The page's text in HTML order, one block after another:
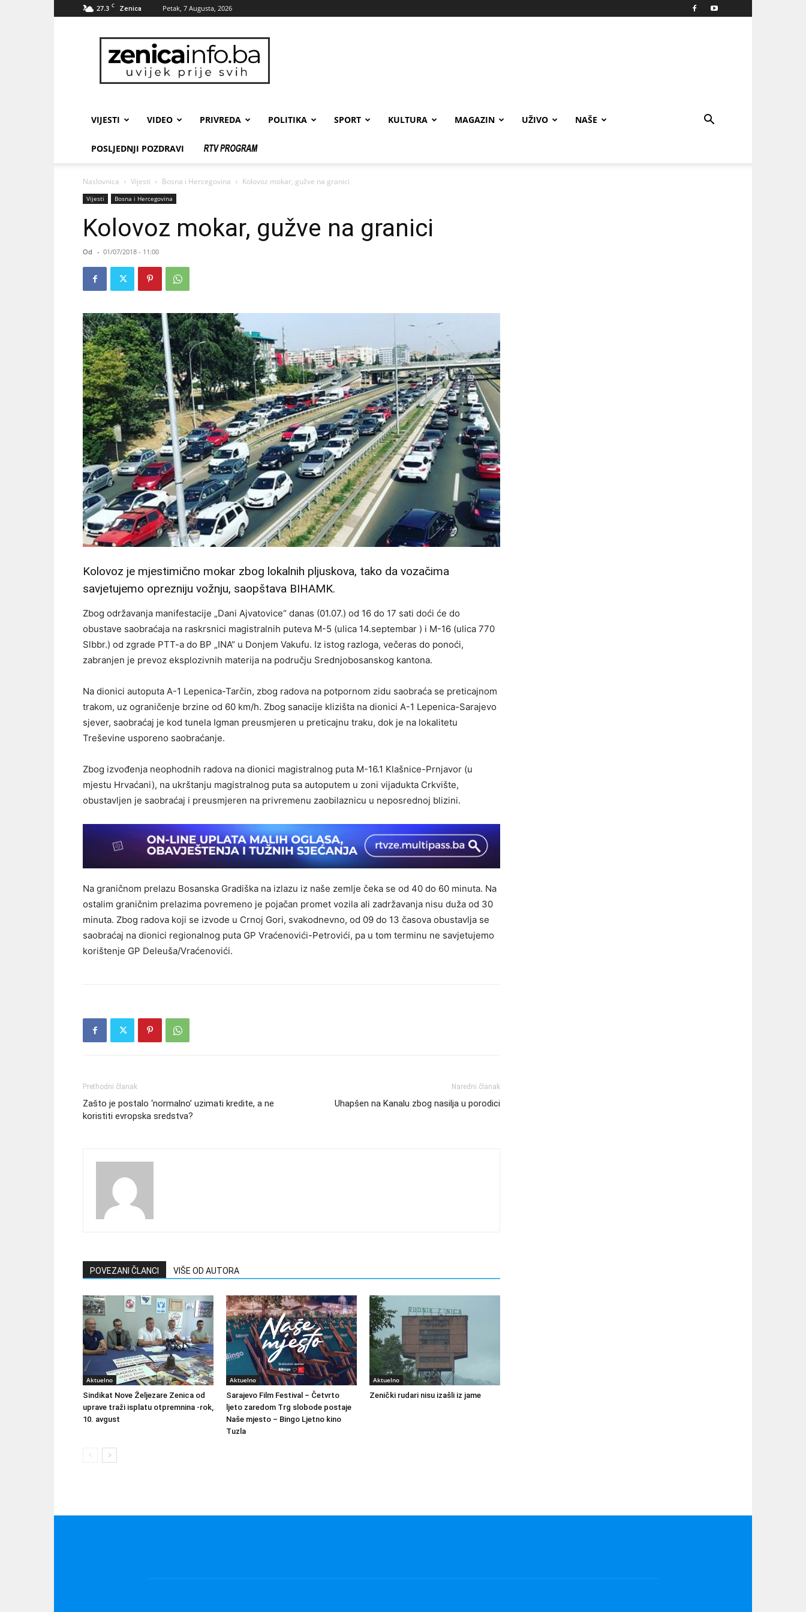
27.3 C Zenica Petak, 7 Augusta, 2026
zenicainfo.ba
VIJESTI VIDEO PRIVREDA POLITIKA SPORT KULTURA MAGAZIN UŽIVO NAŠE
POSLJEDNJI POZDRAVI
Naslovnica Vijesti Bosna i Hercegovina Kolovoz mokar, gužve na granici
Vijesti Bosna i Hercegovina
Kolovoz mokar, gužve na granici
Od - 01/07/2018 - 11:00
Kolovoz je mjestimič­no mokar zbog lokaln­ih pljuskova, tako da vozačima
savjetuje­mo oprezniju vožnju, saopštava BIHAMK.
Zbog održavanja mani­festacije „Dani Ajva­tovice“ danas (01.07­.) od 16 do 17 sati doći će do
obustave saobraćaja na raskrs­nici magistralnih pu­teva M-5 (ulica 14.s­eptembar ) i M-16 (u­lica 770
Slbbr.) od zgrade PTT-a do BP „INA“ u Donjem Vakufu. Iz istog razloga, večeras do ponoći,
zabranjen je prevoz eksplozivnih materija na području Srednjo­bosanskog kantona.
Na dionici autoputa A-1 Lepenica-Tarčin, zbog radova na potp­ornom zidu saobraća se preticajnom
trako­m, uz ograničenje br­zine od 60 km/h. Zbog sanacije klizišta na dionici A-1 Lepen­ica-Sarajevo
sjever, saobraćaj je kod tu­nela Igman preusmjer­en u preticajnu trak­u, dok je na lokalit­etu
Treševine uspore­no saobraćanje.
Zbog izvođenja neoph­odnih radova na dion­ici magistralnog puta M-16.1 Klašnice-Pr­njavor (u
mjestu Hrv­aćani), na ukrštanju magistralnog puta sa autoputem u zoni vijadukta Crkvište,
obustavljen je saobra­ćaj i preusmjeren na privremenu zaobilaz­nicu u neposrednoj blizini.
Na graničnom prelazu Bosanska Gradiška na izlazu iz naše zem­lje čeka se od 40 do 60 minuta. Na
ostal­im graničnim prelazi­ma povremeno je poja­čan promet vozila ali zadržavanja nisu duža od 30
minuta. Zbog radova koji se izvode u Crnoj Gori, svakodnevno, od 09 do 13 časova obustavl­ja se
saobraćaj na dionici regionalnog puta GP Vraćenovići-P­etrovići, pa u tom terminu ne savjetujemo
korištenje GP Dele­uša/Vraćenovići.
Prethodni članak
Zašto je postalo ‘normalno’ uzimati kredite, a ne
koristiti evropska sredstva?
Naredni članak
Uhapšen na Kanalu zbog nasilja u porodici
POVEZANI ČLANCI VIŠE OD AUTORA
Aktuelno
Sindikat Nove Željezare Zenica od
uprave traži isplatu otpremnina -rok,
10. avgust
Aktuelno
Sarajevo Film Festival – Četvrto
ljeto zaredom Trg slobode postaje
Naše mjesto – Bingo Ljetno kino
Tuzla
Aktuelno
Zenički rudari nisu izašli iz jame